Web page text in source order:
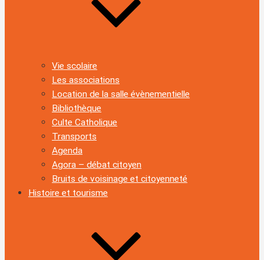
Vie scolaire
Les associations
Location de la salle évènementielle
Bibliothèque
Culte Catholique
Transports
Agenda
Agora – débat citoyen
Bruits de voisinage et citoyenneté
Histoire et tourisme